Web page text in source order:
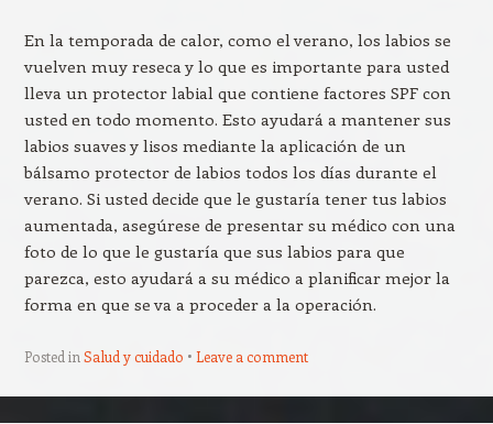
En la temporada de calor, como el verano, los labios se
vuelven muy reseca y lo que es importante para usted
lleva un protector labial que contiene factores SPF con
usted en todo momento. Esto ayudará a mantener sus
labios suaves y lisos mediante la aplicación de un
bálsamo protector de labios todos los días durante el
verano. Si usted decide que le gustaría tener tus labios
aumentada, asegúrese de presentar su médico con una
foto de lo que le gustaría que sus labios para que
parezca, esto ayudará a su médico a planificar mejor la
forma en que se va a proceder a la operación.
Posted in Salud y cuidado Leave a comment